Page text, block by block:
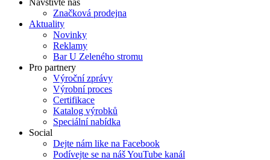
Navštivte nás
Značková prodejna
Aktuality
Novinky
Reklamy
Bar U Zeleného stromu
Pro partnery
Výroční zprávy
Výrobní proces
Certifikace
Katalog výrobků
Speciální nabídka
Social
Dejte nám like na Facebook
Podívejte se na náš YouTube kanál